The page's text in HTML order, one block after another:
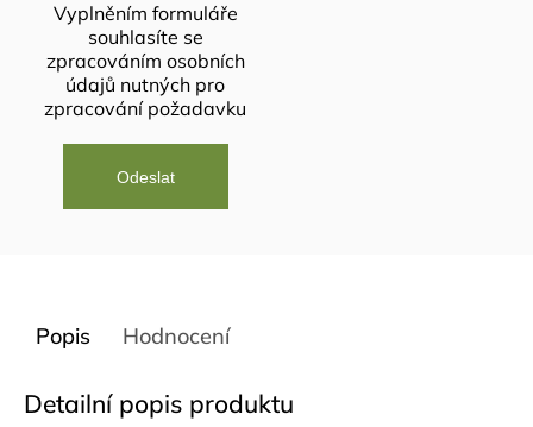
Vyplněním formuláře
souhlasíte se
zpracováním osobních
údajů nutných pro
zpracování požadavku
Popis Hodnocení
Detailní popis produktu